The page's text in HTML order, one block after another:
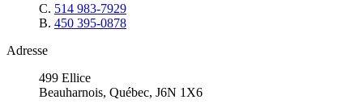
C. 514 983-7929
B. 450 395-0878
Adresse
499 Ellice
Beauharnois, Québec, J6N 1X6